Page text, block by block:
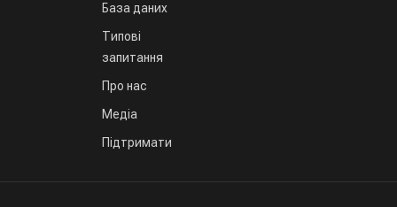
База даних
Типові
запитання
Про нас
Медіа
Підтримати